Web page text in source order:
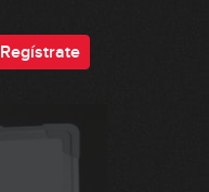
Regístrate